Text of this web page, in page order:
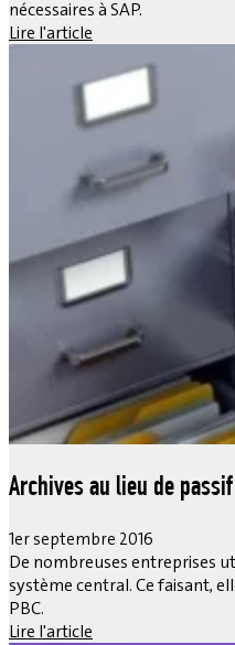
nécessaires à SAP.
Lire l'article
Archives au lieu de passif
1er septembre 2016
De nombreuses entreprises
système central. Ce faisant,
PBC.
Lire l'article